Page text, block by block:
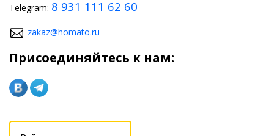
стабилизирующим кузов на дороге, позволят улучшить
на кузов смогут выделить машину среди ее собратьев,
придадут внешности яркости, свежести и праздника.
Telegram: 8 931 111 62 60
zakaz@homato.ru
Присоединяйтесь к нам: